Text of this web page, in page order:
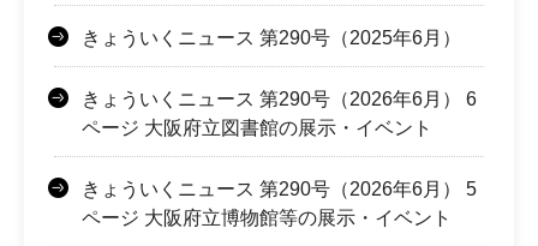
きょういくニュース 第290号（2025年6月）
きょういくニュース 第290号（2026年6月） 6
ページ 大阪府立図書館の展示・イベント
きょういくニュース 第290号（2026年6月） 5
ページ 大阪府立博物館等の展示・イベント